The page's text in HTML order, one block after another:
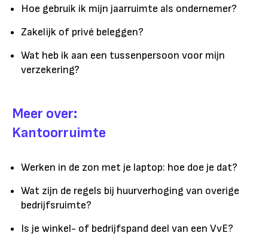
Hoe gebruik ik mijn jaarruimte als ondernemer?
Zakelijk of privé beleggen?
Wat heb ik aan een tussenpersoon voor mijn
verzekering?
Meer over:
Kantoorruimte
Werken in de zon met je laptop: hoe doe je dat?
Wat zijn de regels bij huurverhoging van overige
bedrijfsruimte?
Is je winkel- of bedrijfspand deel van een VvE?